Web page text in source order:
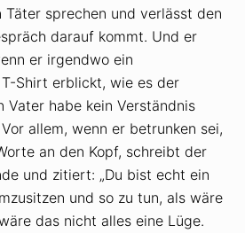
sprechen und verlässt den
darauf kommt. Und er
er irgendwo ein
Shirt erblickt, wie es der
Vater habe kein Verständnis
allem, wenn er betrunken sei,
an den Kopf, schreibt der
und zitiert: „Du bist echt ein
und so zu tun, als wäre
das nicht alles eine Lüge.